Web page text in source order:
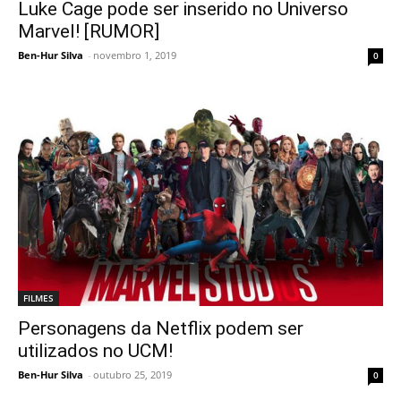
Luke Cage pode ser inserido no Universo
Marvel! [RUMOR]
Ben-Hur Silva - novembro 1, 2019 0
FILMES
Personagens da Netflix podem ser
utilizados no UCM!
Ben-Hur Silva - outubro 25, 2019 0